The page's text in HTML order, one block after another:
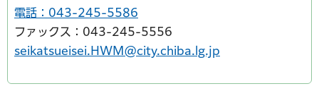
電話：043-245-5586
ファックス：043-245-5556
seikatsueisei.HWM@city.chiba.lg.jp